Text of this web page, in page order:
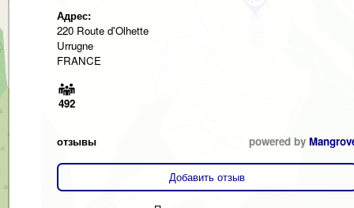
Адрес:
220 Route d'Olhette
Urrugne
FRANCE
492
отзывы powered by
Добавить отзыв